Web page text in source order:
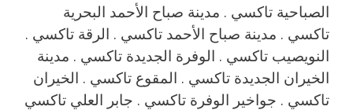
الصباحية تاكسي . مدينة صباح الأحمد البحرية
تاكسي . مدينة صباح الأحمد تاكسي . الرقة تاكسي .
النويصيب تاكسي . الوفرة الجديدة تاكسي . مدينة
الخيران الجديدة تاكسي . المقوع تاكسي . الخيران
تاكسي . جواخير الوفرة تاكسي . جابر العلي تاكسي